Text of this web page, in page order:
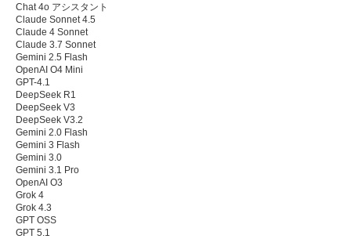
Chat 4o アシスタント
Claude Sonnet 4.5
Claude 4 Sonnet
Claude 3.7 Sonnet
Gemini 2.5 Flash
OpenAI O4 Mini
GPT-4.1
DeepSeek R1
DeepSeek V3
DeepSeek V3.2
Gemini 2.0 Flash
Gemini 3 Flash
Gemini 3.0
Gemini 3.1 Pro
OpenAI O3
Grok 4
Grok 4.3
GPT OSS
GPT 5.1